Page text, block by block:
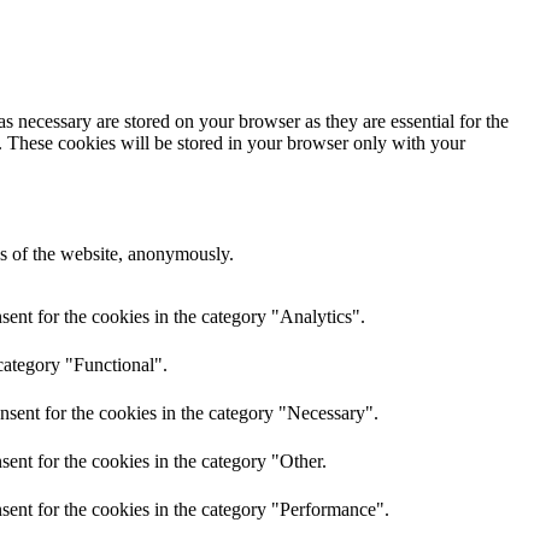
are stored on your browser as they are essential for the
These cookies will be stored in your browser only with your
of the website, anonymously.
for the cookies in the category "Analytics".
"Functional".
for the cookies in the category "Necessary".
for the cookies in the category "Other.
for the cookies in the category "Performance".